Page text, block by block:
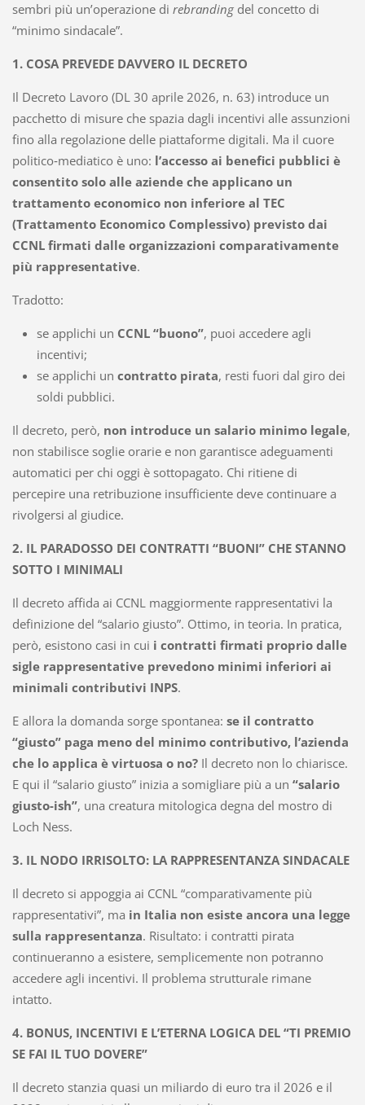
sembri più un’operazione di rebrandingdel concetto di
“minimo sindacale”.
1. COSA PREVEDE DAVVERO IL DECRETO
Il Decreto Lavoro (DL 30 aprile 2026, n. 63) introduce un
pacchetto di misure che spazia dagli incentivi alle assunzioni
fino alla regolazione delle piattaforme digitali. Ma il cuore
politico‑mediatico è uno: l’accesso ai benefici pubblici è
consentito solo alle aziende che applicano un
trattamento economico non inferiore al TEC
(Trattamento Economico Complessivo) previsto dai
CCNL firmati dalle organizzazioni comparativamente
più rappresentative.
Tradotto:
se applichi un CCNL “buono”, puoi accedere agli
incentivi;
se applichi un contratto pirata, resti fuori dal giro dei
soldi pubblici.
Il decreto, però, non introduce un salario minimo legale,
non stabilisce soglie orarie e non garantisce adeguamenti
automatici per chi oggi è sottopagato. Chi ritiene di
percepire una retribuzione insufficiente deve continuare a
rivolgersi al giudice.
2. IL PARADOSSO DEI CONTRATTI “BUONI” CHE STANNO
SOTTO I MINIMALI
Il decreto affida ai CCNL maggiormente rappresentativi la
definizione del “salario giusto”. Ottimo, in teoria. In pratica,
però, esistono casi in cui i contratti firmati proprio dalle
sigle rappresentative prevedono minimi inferiori ai
minimali contributivi INPS.
E allora la domanda sorge spontanea: se il contratto
“giusto” paga meno del minimo contributivo, l’azienda
che lo applica è virtuosa o no?Il decreto non lo chiarisce.
E qui il “salario giusto” inizia a somigliare più a un “salario
giusto-ish”, una creatura mitologica degna del mostro di
Loch Ness.
3. IL NODO IRRISOLTO: LA RAPPRESENTANZA SINDACALE
Il decreto si appoggia ai CCNL “comparativamente più
rappresentativi”, ma in Italia non esiste ancora una legge
sulla rappresentanza. Risultato: i contratti pirata
continueranno a esistere, semplicemente non potranno
accedere agli incentivi. Il problema strutturale rimane
intatto.
4. BONUS, INCENTIVI E L’ETERNA LOGICA DEL “TI PREMIO
SE FAI IL TUO DOVERE”
Il decreto stanzia quasi un miliardo di euro tra il 2026 e il